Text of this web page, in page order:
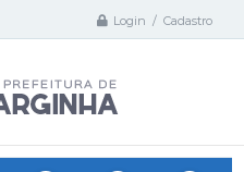
Login / Cadastro